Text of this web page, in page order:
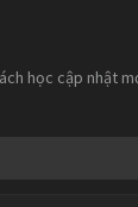
học cập nhật